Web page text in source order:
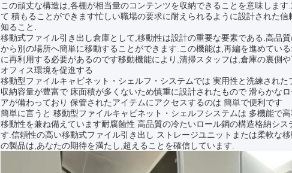
この頑丈な構造は,各棚が相当量のコンテンツを収納できることを意味しま
て 積もることができます忙しい職場の要求に耐えられるように設計された
知ること.
移動式ファイル引き出し倉庫として,移動性は設計の重要な要素である.高品
から別の場所へ簡単に移動することができます.この機能は,再編を進めてい
に再利用する必要があるのです移動機能により,清掃スタッフは,倉庫の裏側
オフィス環境を促進する
移動型ファイルキャビネット・シェルフ・システムでは 実用性と洗練され
収納容量が豊富で 床面積が多くないため慎重に設計されたもので 滑らかな
アが備わっており 保管されたアイテムにアクセスするのは 簡単で便利です
簡単に言うと 移動型ファイルキャビネット・シェルフシステムは 多機能で
移動性を兼ね備えています耐腐蝕性 高品質の冷たいロール鋼の構造格納シ
す.信頼性の高い移動式ファイル引き出し ストレージユニットまたは柔軟な
の製品は,あなたの期待を満たし,超えることを確信しています.